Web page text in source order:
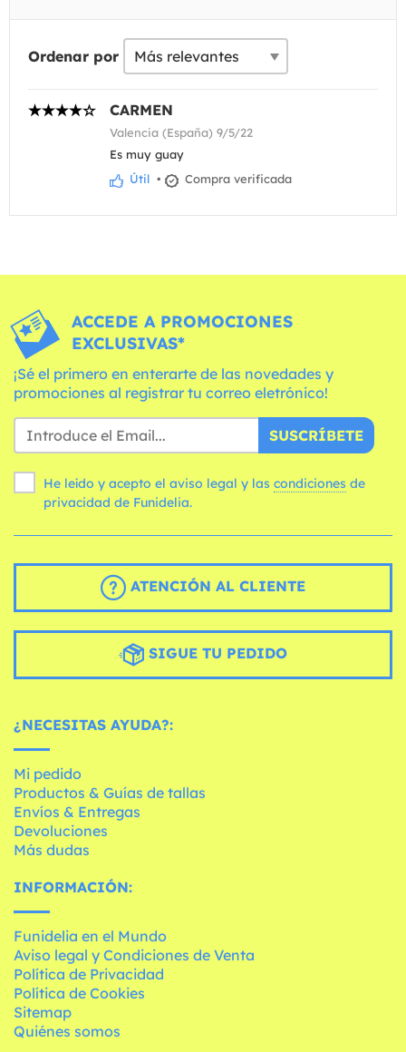
Ordenar por
CARMEN
Valencia (España) 9/5/22
Es muy guay
Útil • Compra verificada
ACCEDE A PROMOCIONES
EXCLUSIVAS*
¡Sé el primero en enterarte de las novedades y
promociones al registrar tu correo eletrónico!
SUSCRÍBETE
He leído y acepto el aviso legal y las condiciones
privacidad de Funidelia.
ATENCIÓN AL CLIENTE
SIGUE TU PEDIDO
¿NECESITAS AYUDA?:
Mi pedido
Productos & Guías de tallas
Envíos & Entregas
Devoluciones
Más dudas
INFORMACIÓN:
Funidelia en el Mundo
Aviso legal y Condiciones de Venta
Política de Privacidad
Política de Cookies
Sitemap
Quiénes somos